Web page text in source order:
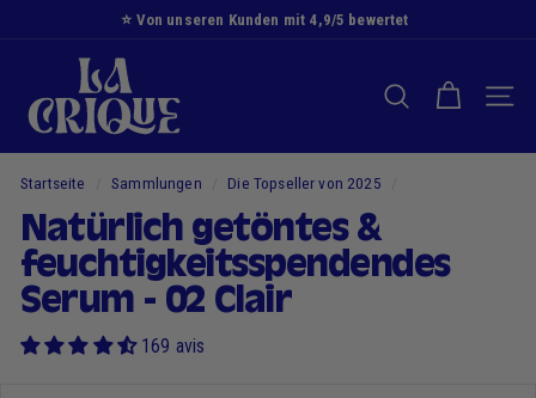
⭐️ Von unseren Kunden mit 4,9/5 bewertet
e
B
u
c
h
t
SUCHE NACH
Startseite Sammlungen Die Topseller von 2025
Natürlich getöntes &
feuchtigkeitsspendendes
Serum - 02 Clair
169 avis